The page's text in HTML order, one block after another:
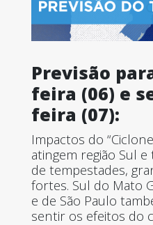
Previsão
feira (06) e
feira (07):
Impactos do
atingem região Sul
de tempestades,
fortes. Sul do Mato
e de São Paulo
sentir os efeitos do